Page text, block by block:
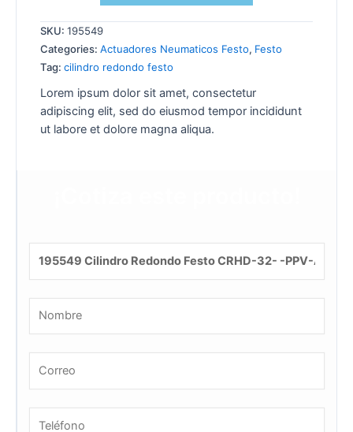
SKU: 195549
Categories: Actuadores Neumaticos Festo, Festo
Tag: cilindro redondo festo
Lorem ipsum dolor sit amet, consectetur
adipiscing elit, sed do eiusmod tempor incididunt
ut labore et dolore magna aliqua.